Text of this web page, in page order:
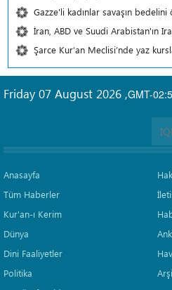
Gazze'li kadınlar savaşın
İran, ABD ve Suudi Arabistan'ın Irak
Şarce Kur’an Meclisi’nde yaz
GMT-
Friday 07 August 2026 ,
Anasayfa
Tüm Haberler
Kur'an-ı Kerim
Dünya
Dini Faaliyetler
Politika